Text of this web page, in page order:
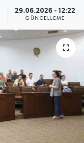
29.06.2026 - 12:22
GÜNCELLEME